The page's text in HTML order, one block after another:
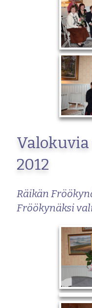
2012
Räikän
Fröökynäksi